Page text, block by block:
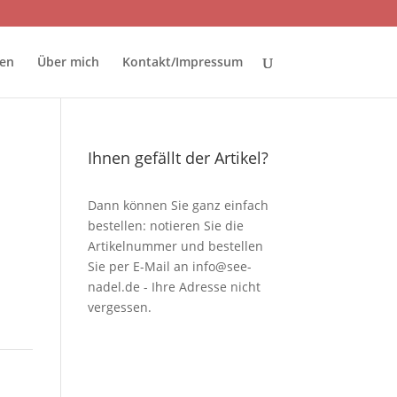
Über mich Kontakt/Impressum
Ihnen gefällt der Artikel?
Dann können Sie ganz einfach
bestellen: notieren Sie die
Artikelnummer und bestellen
Sie per E-Mail an info@see-
nadel.de - Ihre Adresse nicht
vergessen.